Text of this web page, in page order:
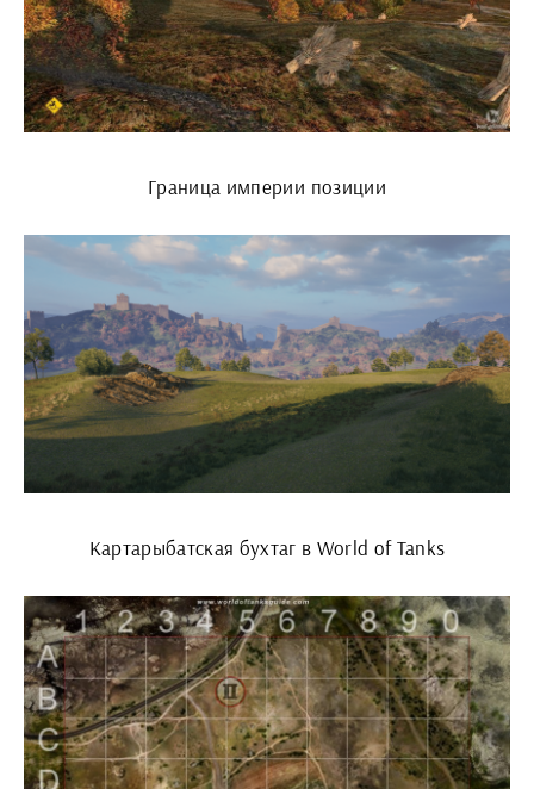
Граница империи позиции
Картарыбатская бухтаг в World of Tanks